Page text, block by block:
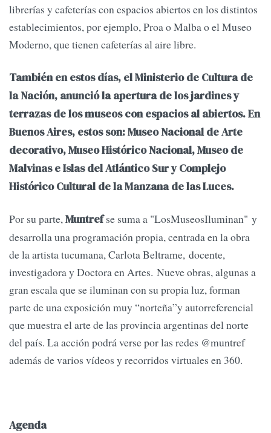
librerías y cafeterías con espacios abiertos en los distintos
establecimientos, por ejemplo, Proa o Malba o el Museo
Moderno, que tienen cafeterías al aire libre.
También en estos días, el Ministerio de Cultura de
la Nación, anunció la apertura de los jardines y
terrazas de los museos con espacios al abiertos. En
Buenos Aires, estos son: Museo Nacional de Arte
decorativo, Museo Histórico Nacional, Museo de
Malvinas e Islas del Atlántico Sur y Complejo
Histórico Cultural de la Manzana de las Luces.
Por su parte,Muntrefse suma a "LosMuseosIluminan" y
desarrolla una programación propia, centrada en la obra
de la artista tucumana, Carlota Beltrame, docente,
investigadora y Doctora en Artes. Nueve obras, algunas a
gran escala que se iluminan con su propia luz, forman
parte de una exposición muy “norteña”y autorreferencial
que muestra el arte de las provincia argentinas del norte
del país. La acción podrá verse por las redes @muntref
además de varios vídeos y recorridos virtuales en 360.
Agenda